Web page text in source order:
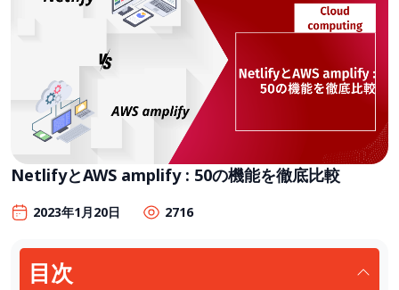
NetlifyとAWS amplify : 50の機能を徹底比較
2023年1月20日 2716
目次